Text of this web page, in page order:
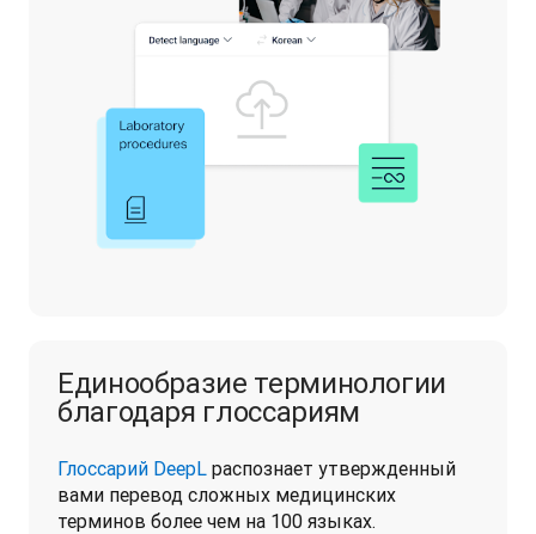
Единообразие терминологии
благодаря глоссариям
Глоссарий DeepL распознает утвержденный
вами перевод сложных медицинских
терминов более чем на 100 языках.